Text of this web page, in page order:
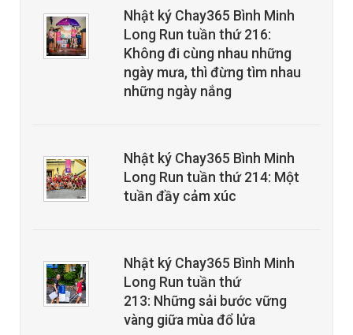
Nhật ký Chay365 Bình Minh
Long Run tuần thứ 216:
Không đi cùng nhau những
ngày mưa, thì đừng tìm nhau
những ngày nắng
Nhật ký Chay365 Bình Minh
Long Run tuần thứ 214: Một
tuần đầy cảm xúc
Nhật ký Chay365 Bình Minh
Long Run tuần thứ
213: Những sải bước vững
vàng giữa mùa đổ lửa